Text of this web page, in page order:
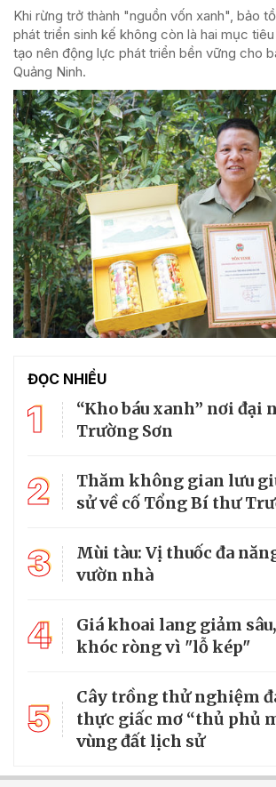
Khi rừng trở thành "nguồn vốn xanh", bảo
phát triển sinh kế không còn là hai mục
tạo nên động lực phát triển bền vững cho
Quảng Ninh.
ĐỌC NHIỀU
1
“Kho báu xanh” nơi đại
Trường Sơn
2
Thăm không gian lưu
sử về cố Tổng Bí thư
3
Mùi tàu: Vị thuốc đa
vườn nhà
4
Giá khoai lang giảm
khóc ròng vì "lỗ kép"
5
Cây trồng thử nghiệm
thực giấc mơ “thủ phủ
vùng đất lịch sử